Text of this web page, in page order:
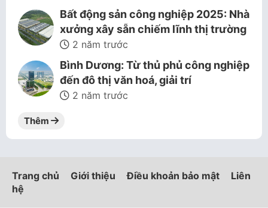
Bất động sản công nghiệp 2025: Nhà
xưởng xây sẵn chiếm lĩnh thị trường
2 năm trước
Bình Dương: Từ thủ phủ công nghiệp
đến đô thị văn hoá, giải trí
2 năm trước
Thêm
Trang chủ Giới thiệu Điều khoản bảo mật
Liên
hệ